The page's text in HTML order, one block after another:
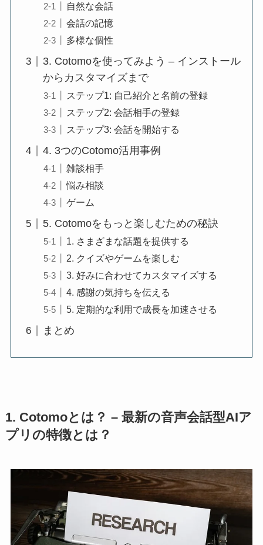
自然な会話
会話の記憶
多様な個性
3. Cotomoを使ってみよう – インストール
からカスタマイズまで
ステップ1: 自己紹介と名前の登録
ステップ2: 会話相手の登録
ステップ3: 会話を開始する
4. 3つのCotomo活用事例
雑談相手
悩み相談
ゲーム
5. Cotomoをもっと楽しむための秘訣
1. さまざまな話題を提供する
2. クイズやゲームを楽しむ
3. 好みに合わせてカスタマイズする
4. 感謝の気持ちを伝える
5. 定期的な利用で成長を加速させる
まとめ
1. Cotomoとは？ – 最新の音声会話型AIア
プリの特徴とは？